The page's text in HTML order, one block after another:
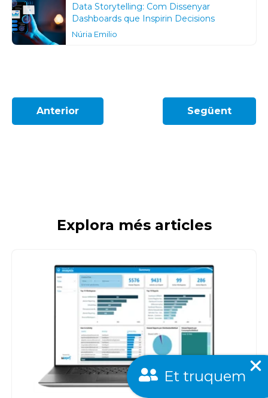
Data Storytelling: Com Dissenyar
Dashboards que Inspirin Decisions
Núria Emilio
Anterior Següent
Explora més articles
Et truquem